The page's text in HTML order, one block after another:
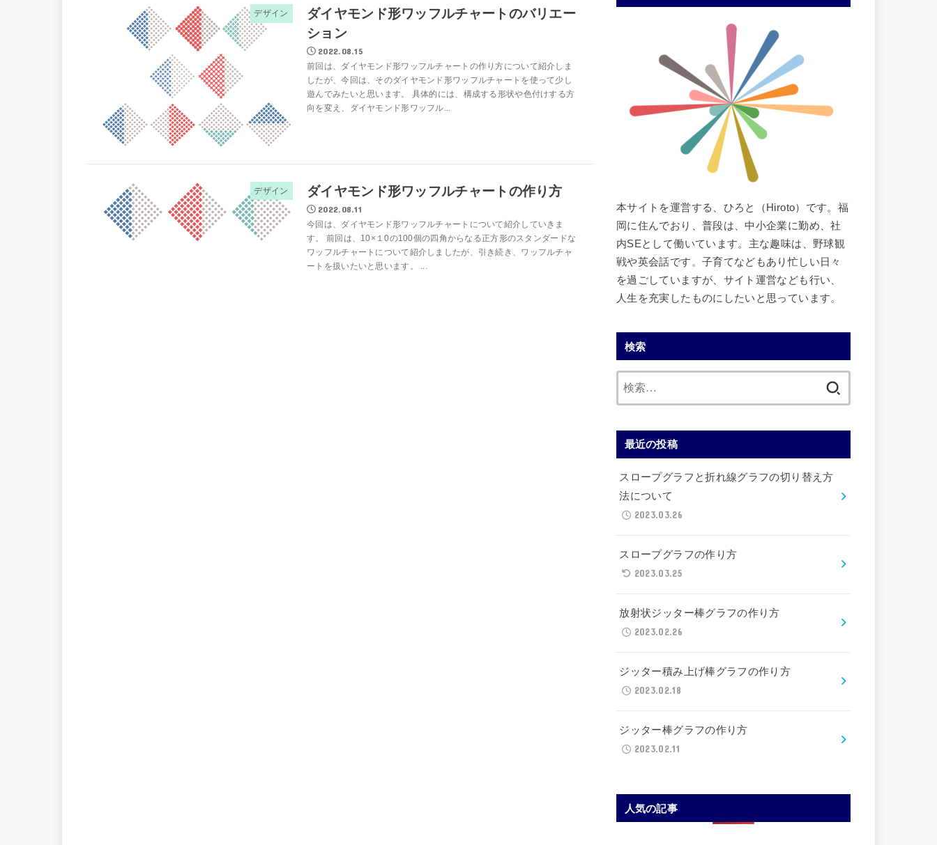
デザイン
ダイヤモンド形ワッフルチャートのバリエー
ション
2022.08.15
前回は、ダイヤモンド形ワッフルチャートの作り方について紹介しま
したが、今回は、そのダイヤモンド形ワッフルチャートを使って少し
遊んでみたいと思います。 具体的には、構成する形状や色付けする方
向を変え、ダイヤモンド形ワッフル...
デザイン ダイヤモンド形ワッフルチャートの作り方
2022.08.11
今回は、ダイヤモンド形ワッフルチャートについて紹介していきま
す。 前回は、10×１0の100個の四角からなる正方形のスタンダードな
ワッフルチャートについて紹介しましたが、引き続き、ワッフルチャ
ートを扱いたいと思います。 ...
本サイトを運営する、ひろと（Hiroto）です。福
岡に住んでおり、普段は、中小企業に勤め、社
内SEとして働いています。主な趣味は、野球観
戦や英会話です。子育てなどもあり忙しい日々
を過ごしていますが、サイト運営なども行い、
人生を充実したものにしたいと思っています。
検索
最近の投稿
スロープグラフと折れ線グラフの切り替え方
法について
2023.03.26
スロープグラフの作り方
2023.03.25
放射状ジッター棒グラフの作り方
2023.02.26
ジッター積み上げ棒グラフの作り方
2023.02.18
ジッター棒グラフの作り方
2023.02.11
人気の記事